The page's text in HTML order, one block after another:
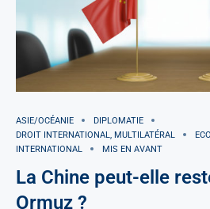
ASIE/OCÉANIE
DIPLOMATIE
DROIT INTERNATIONAL, MULTILATÉRAL
INTERNATIONAL
MIS EN AVANT
La Chine peut-elle
Ormuz ?